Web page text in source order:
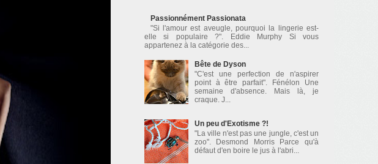
Passionnément Passionata
"Si l'amour est aveugle, pourquoi la lingerie est-
elle si populaire ?". Eddie Murphy Si vous
appartenez à la catégorie des...
Bête de Dyson
"C'est une perfection de n'aspirer
point à être parfait". Fénélon Une
semaine d'absence. Mais là, je
craque. J...
Un peu d'Exotisme ?!
"La ville n'est pas une jungle, c'est un
zoo". Desmond Morris Parce qu'à
défaut d'en boire le jus à l'abri...